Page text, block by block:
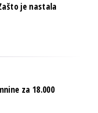
je nastala
za 18.000